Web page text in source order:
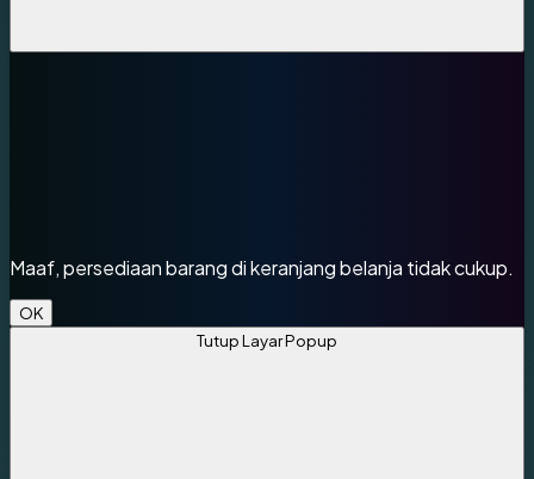
Maaf, persediaan barang di keranjang belanja tidak cukup.
OK
Tutup Layar Popup